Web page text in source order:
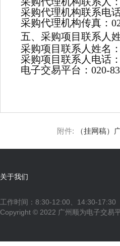
采购代理机构联系电
采购代理机构传真：
五、采购项目联系人
采购项目联系人姓名
采购项目联系人电话
电子交易平台：020-
附件: （挂网稿）
关于我们
工作时间：8:30-12:00、14:30-17:30
Copyright © 2022 广州顺为电子交